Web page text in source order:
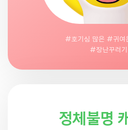
#호기심 많은 #귀여
#장난꾸러기
정체불명